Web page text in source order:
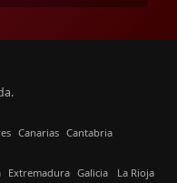
Canarias Cantabria
Extremadura Galicia La Rioja